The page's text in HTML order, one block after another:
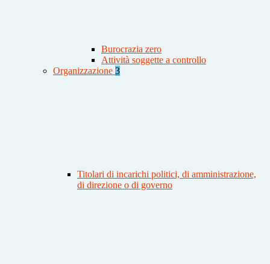
Burocrazia zero
Attività soggette a controllo
Organizzazione 3
Titolari di incarichi politici, di amministrazione,
di direzione o di governo